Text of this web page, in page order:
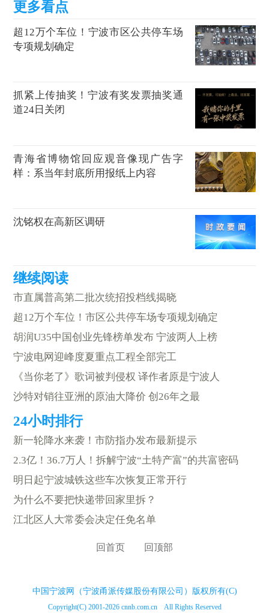
超12万个车位！宁波市区公共停车场
专项规划确定
抓紧上传抽奖！宁波有奖发票抽奖通
道24日关闭
青海省博物馆回应观音像现广告字
样：系当年封底所用报纸上内容
沈铭权在高新区调研
市直属普高第二批次统招投档线揭晓
超12万个车位！市区公共停车场专项规划确定
胡润U35中国创业先锋榜单发布 宁波两人上榜
宁波电网迎峰度夏重点工程全部完工
《当你老了》歌词被判侵权 译作者原是宁波人
沙特对销往亚洲的原油大降价 创26年之最
新一轮降水来袭！市防指办发布最新提示
2.3亿！36.7万人！拆解宁波“土特产富”的共富密码
明日起宁波城铁这些车次恢复正常开行
为什么不要把快递带回家里拆？
江北区人大常委会决定任免名单
回首页 回顶部
中国宁波网（宁波甬派传媒股份有限公司）版权所有(C)
Copyright(C) 2001-2026 cnnb.com.cn All Rights Reserved